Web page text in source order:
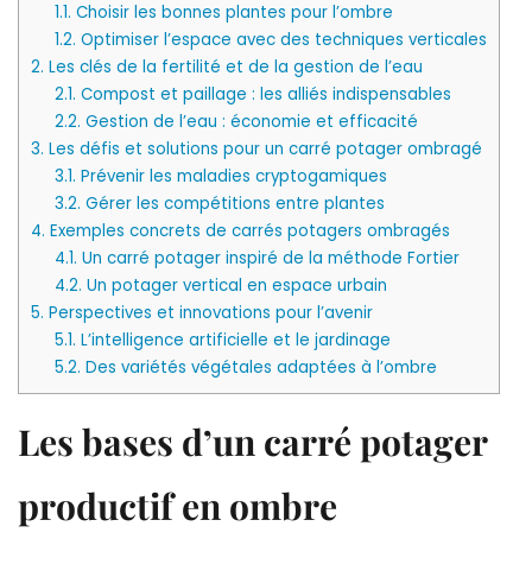
1.1. Choisir les bonnes plantes pour l’ombre
1.2. Optimiser l’espace avec des techniques verticales
2. Les clés de la fertilité et de la gestion de l’eau
2.1. Compost et paillage : les alliés indispensables
2.2. Gestion de l’eau : économie et efficacité
3. Les défis et solutions pour un carré potager ombragé
3.1. Prévenir les maladies cryptogamiques
3.2. Gérer les compétitions entre plantes
4. Exemples concrets de carrés potagers ombragés
4.1. Un carré potager inspiré de la méthode Fortier
4.2. Un potager vertical en espace urbain
5. Perspectives et innovations pour l’avenir
5.1. L’intelligence artificielle et le jardinage
5.2. Des variétés végétales adaptées à l’ombre
Les bases d’un carré potager
productif en ombre